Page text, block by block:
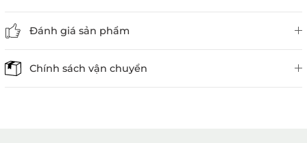
Đánh giá sản phẩm
Chính sách vận chuyển